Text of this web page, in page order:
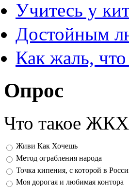
Учитесь у
Достойным
Как жаль,
Опрос
Что такое
Варианты
Живи Как Хочешь
Метод ограбления народа
Точка кипения, с которой в
Моя дорогая и любимая контора